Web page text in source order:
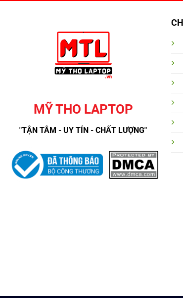
MỸ THO LAPTOP
"TẬN TÂM - UY TÍN - CHẤT LƯỢNG"